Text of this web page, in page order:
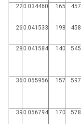
457
165
0.034460
22
458
198
0.041533
26
545
140
0.041584
28
597
157
0.055956
36
578
170
0.056794
39